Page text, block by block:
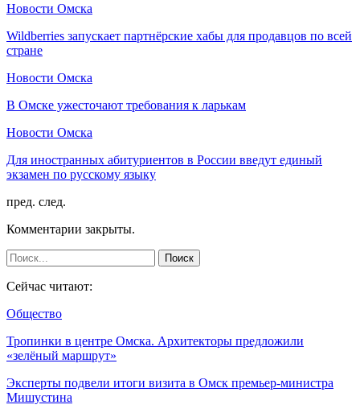
Новости Омска
Wildberries запускает партнёрские хабы для продавцов по всей
стране
Новости Омска
В Омске ужесточают требования к ларькам
Новости Омска
Для иностранных абитуриентов в России введут единый
экзамен по русскому языку
пред. след.
Комментарии закрыты.
Сейчас читают:
Общество
Тропинки в центре Омска. Архитекторы предложили
«зелёный маршрут»
Эксперты подвели итоги визита в Омск премьер-министра
Мишустина